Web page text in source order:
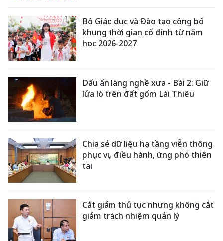
Bộ Giáo dục và Đào tạo công bố
khung thời gian cố định từ năm
học 2026-2027
Dấu ấn làng nghề xưa - Bài 2: Giữ
lửa lò trên đất gốm Lái Thiêu
Chia sẻ dữ liệu hạ tầng viễn thông
phục vụ điều hành, ứng phó thiên
tai
Cắt giảm thủ tục nhưng không cắt
giảm trách nhiệm quản lý